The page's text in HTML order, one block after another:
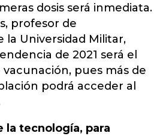
dosis será inmediata.
profesor de
la Universidad Militar,
de 2021 será el
pues más de
podrá acceder al
la tecnología, para